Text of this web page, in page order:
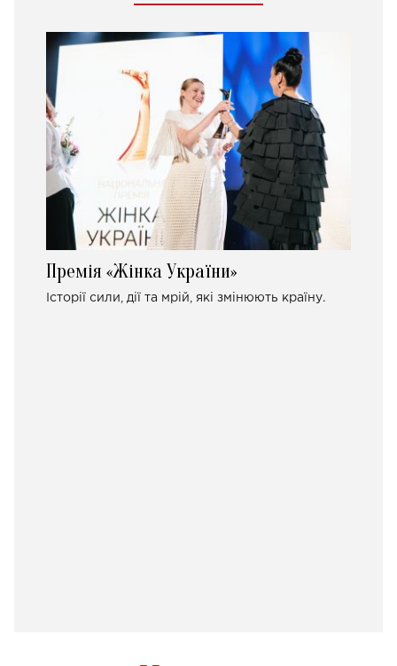
Премія «Жінка України»
Історії сили, дії та мрій, які змінюють країну.